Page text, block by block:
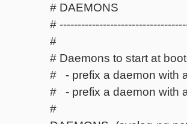
# DAEMONS
#
#
# Daemons to start at
# - prefix a daemon with
# - prefix a daemon with
#